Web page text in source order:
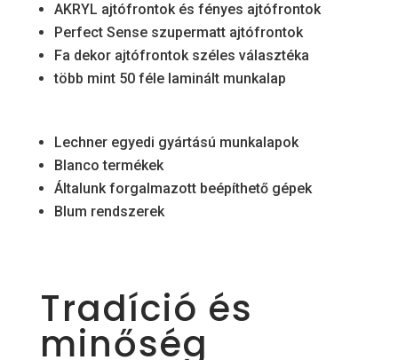
AKRYL ajtófrontok és fényes ajtófrontok
Perfect Sense szupermatt ajtófrontok
Fa dekor ajtófrontok széles választéka
több mint 50 féle laminált munkalap
Lechner egyedi gyártású munkalapok
Blanco termékek
Általunk forgalmazott beépíthető gépek
Blum rendszerek
Tradíció és
minőség